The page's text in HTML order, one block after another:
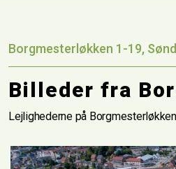
Borgmesterløkken 1-19,
Billeder fra
Lejlighederne på